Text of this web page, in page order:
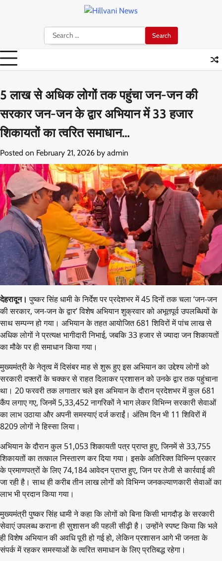
Search
for:
5 लाख से अधिक लोगों तक पहुंचा जन-जन की
सरकार जन-जन के द्वार अभियान में 33 हजार
शिकायतों का त्वरित समाधान…
Posted on February 21, 2026 by admin
देहरादून। पुष्कर सिंह धामी के निर्देश पर प्रदेशभर में 45 दिनों तक चला ‘जन-जन
की सरकार, जन-जन के द्वार’ विशेष अभियान शुक्रवार को अभूतपूर्व उपलब्धियों के
साथ सम्पन्न हो गया। अभियान के तहत आयोजित 681 शिविरों में पांच लाख से
अधिक लोगों ने प्रत्यक्ष भागीदारी निभाई, जबकि 33 हजार से ज्यादा जन शिकायतों
का मौके पर ही समाधान किया गया।
मुख्यमंत्री के नेतृत्व में दिसंबर माह से शुरू हुए इस अभियान का उद्देश्य लोगों को
सरकारी दफ्तरों के चक्कर से राहत दिलाकर प्रशासन को उनके द्वार तक पहुंचाना
था। 20 फरवरी तक लगातार चले इस अभियान के दौरान प्रदेशभर में कुल 681
कैंप लगाए गए, जिनमें 5,33,452 नागरिकों ने भाग लेकर विभिन्न सरकारी सेवाओं
का लाभ उठाया और अपनी समस्याएं दर्ज कराईं। अंतिम दिन भी 11 शिविरों में
8209 लोगों ने हिस्सा लिया।
अभियान के दौरान कुल 51,053 शिकायती पत्र प्राप्त हुए, जिनमें से 33,755
शिकायतों का तत्काल निस्तारण कर दिया गया। इसके अतिरिक्त विभिन्न प्रकार
के प्रमाणपत्रों के लिए 74,184 आवेदन प्राप्त हुए, जिन पर तेजी से कार्रवाई की
जा रही है। साथ ही करीब तीन लाख लोगों को विभिन्न जनकल्याणकारी सेवाओं का
लाभ भी प्रदान किया गया।
मुख्यमंत्री पुष्कर सिंह धामी ने कहा कि लोगों को बिना किसी भागदौड़ के सरकारी
सेवाएं उपलब्ध कराना ही सुशासन की पहली सीढ़ी है। उन्होंने स्पष्ट किया कि भले
ही विशेष अभियान की अवधि पूरी हो गई हो, लेकिन प्रशासन आगे भी जनता के
संपर्क में रहकर समस्याओं के त्वरित समाधान के लिए प्रतिबद्ध रहेगा।